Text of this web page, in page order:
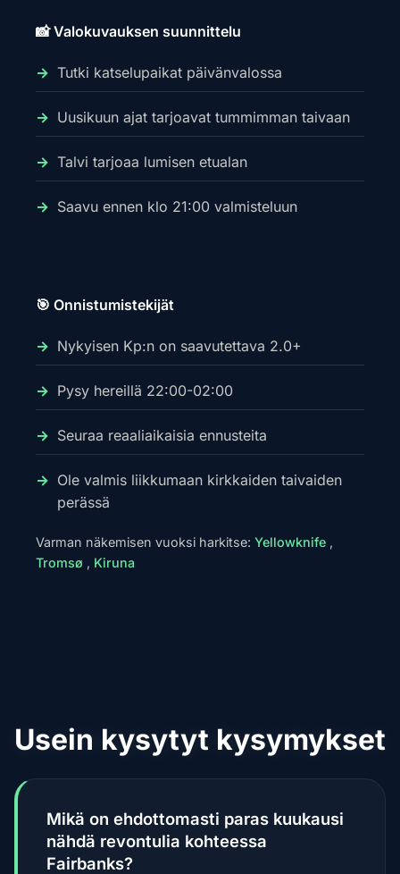
📸 Valokuvauksen suunnittelu
Tutki katselupaikat päivänvalossa
Uusikuun ajat tarjoavat tummimman taivaan
Talvi tarjoaa lumisen etualan
Saavu ennen klo 21:00 valmisteluun
🎯 Onnistumistekijät
Nykyisen Kp:n on saavutettava 2.0+
Pysy hereillä 22:00-02:00
Seuraa reaaliaikaisia ennusteita
Ole valmis liikkumaan kirkkaiden taivaiden
perässä
Varman näkemisen vuoksi harkitse: Yellowknife ,
Tromsø , Kiruna
Usein kysytyt kysymykset
Mikä on ehdottomasti paras kuukausi
nähdä revontulia kohteessa
Fairbanks?